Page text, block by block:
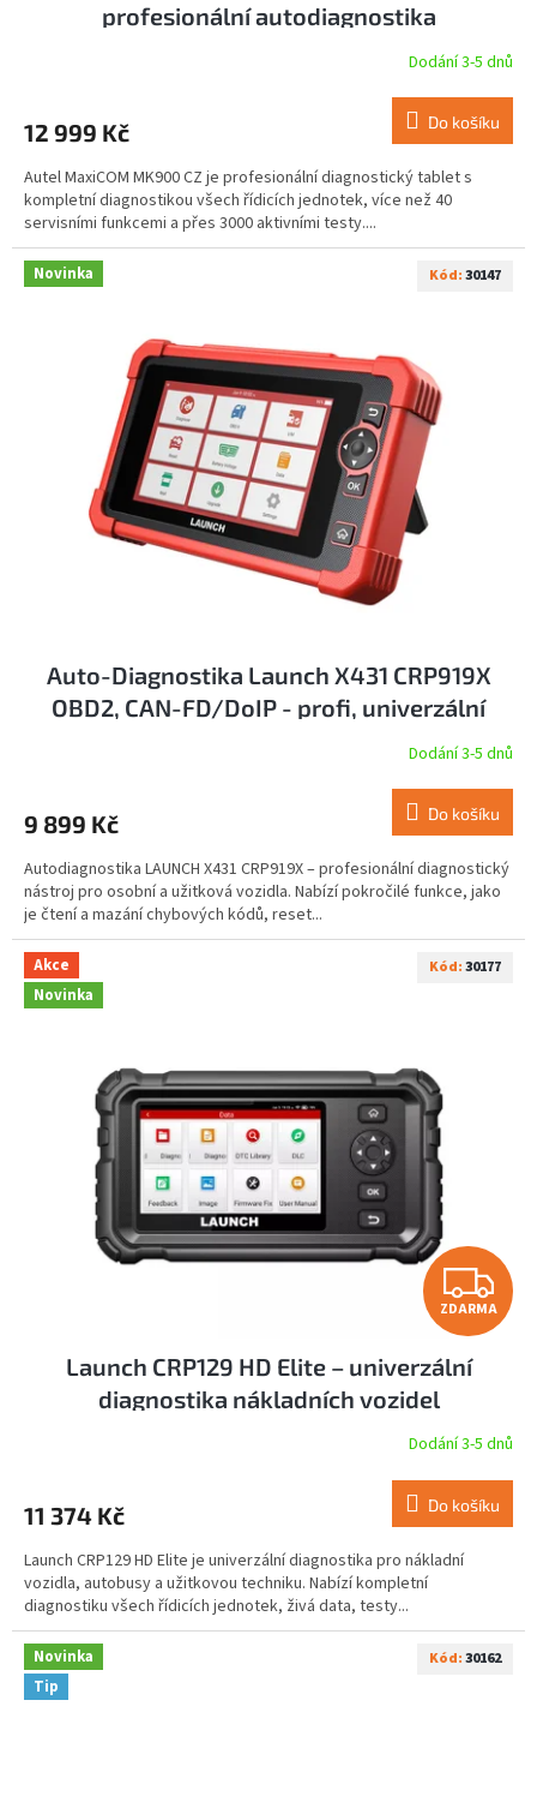
R
M
A
profesionální autodiagnostika
Dodání 3-5 dnů
12 999 Kč Do košíku
Autel MaxiCOM MK900 CZ je profesionální diagnostický tablet s
kompletní diagnostikou všech řídicích jednotek, více než 40
servisními funkcemi a přes 3000 aktivními testy....
Novinka
Auto-Diagnostika Launch X431 CRP919X
OBD2, CAN-FD/DoIP - profi, univerzální
Dodání 3-5 dnů
9 899 Kč Do košíku
Autodiagnostika LAUNCH X431 CRP919X – profesionální diagnostický
nástroj pro osobní a užitková vozidla. Nabízí pokročilé funkce, jako
je čtení a mazání chybových kódů, reset...
Kód:30147
Akce
Novinka
Z
D
R
M
A
ZDARMA
Launch CRP129 HD Elite – univerzální
diagnostika nákladních vozidel
Dodání 3-5 dnů
11 374 Kč Do košíku
Launch CRP129 HD Elite je univerzální diagnostika pro nákladní
vozidla, autobusy a užitkovou techniku. Nabízí kompletní
diagnostiku všech řídicích jednotek, živá data, testy...
Kód:30177
Novinka
Tip
Kód:30162